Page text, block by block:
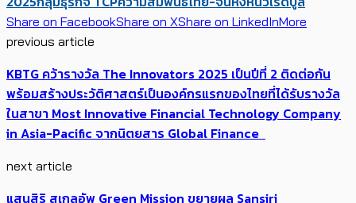
Share on FacebookShare on XShare on LinkedInMore
previous article
KBTG คว้ารางวัล The Innovators 2025 เป็นปีที่ 2 ติดต่อกัน
พร้อมสร้างประวัติศาสตร์เป็นองค์กรแรกของไทยที่ได้รับรางวัล
ในสาขา Most Innovative Financial Technology Company
in Asia-Pacific จากนิตยสาร Global Finance
next article
แสนสิริ สเกลอัพ Green Mission ขยายผล Sansiri